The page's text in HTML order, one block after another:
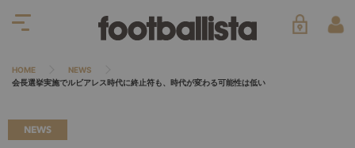
HOME
NEWS
会長選挙実施でルビアレス時代に終止符も、時代が変わる可能性は低い
NEWS